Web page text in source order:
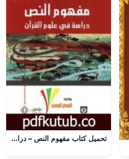
تحميل كتاب مفهوم النص – دراسة في علوم القرآن PDF تأليف نصر حامد أبو زيد مجانا [كامل]